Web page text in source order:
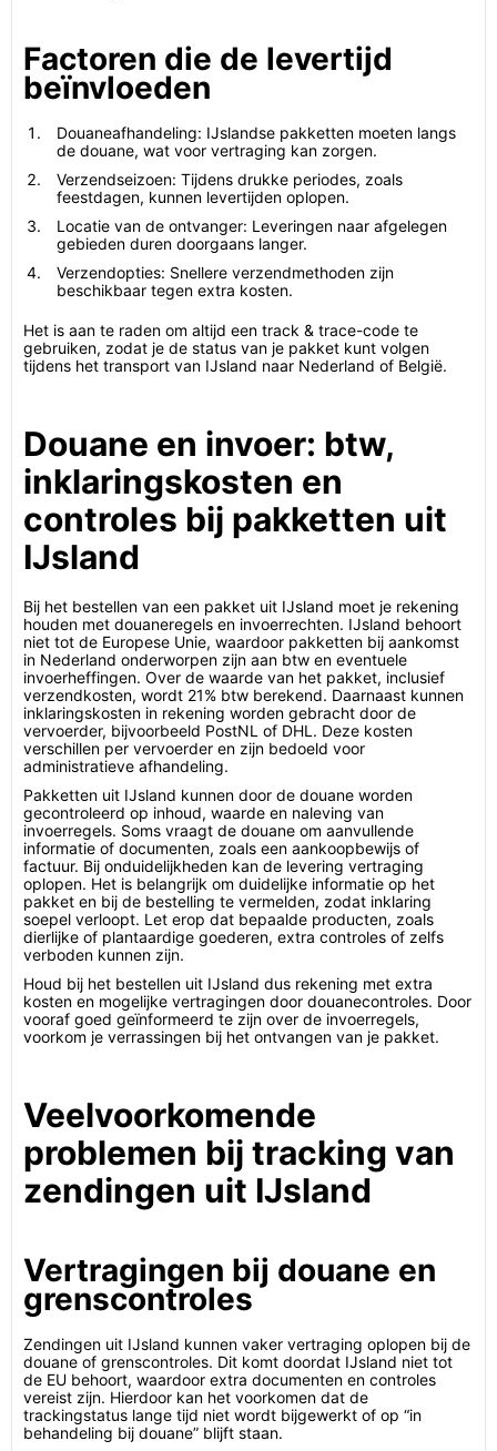
Factoren die de levertijd
beïnvloeden
Douaneafhandeling: IJslandse pakketten moeten langs
de douane, wat voor vertraging kan zorgen.
Verzendseizoen: Tijdens drukke periodes, zoals
feestdagen, kunnen levertijden oplopen.
Locatie van de ontvanger: Leveringen naar afgelegen
gebieden duren doorgaans langer.
Verzendopties: Snellere verzendmethoden zijn
beschikbaar tegen extra kosten.
Het is aan te raden om altijd een track & trace-code te
gebruiken, zodat je de status van je pakket kunt volgen
tijdens het transport van IJsland naar Nederland of België.
Douane en invoer: btw,
inklaringskosten en
controles bij pakketten uit
IJsland
Bij het bestellen van een pakket uit IJsland moet je rekening
houden met douaneregels en invoerrechten. IJsland behoort
niet tot de Europese Unie, waardoor pakketten bij aankomst
in Nederland onderworpen zijn aan btw en eventuele
invoerheffingen. Over de waarde van het pakket, inclusief
verzendkosten, wordt 21% btw berekend. Daarnaast kunnen
inklaringskosten in rekening worden gebracht door de
vervoerder, bijvoorbeeld PostNL of DHL. Deze kosten
verschillen per vervoerder en zijn bedoeld voor
administratieve afhandeling.
Pakketten uit IJsland kunnen door de douane worden
gecontroleerd op inhoud, waarde en naleving van
invoerregels. Soms vraagt de douane om aanvullende
informatie of documenten, zoals een aankoopbewijs of
factuur. Bij onduidelijkheden kan de levering vertraging
oplopen. Het is belangrijk om duidelijke informatie op het
pakket en bij de bestelling te vermelden, zodat inklaring
soepel verloopt. Let erop dat bepaalde producten, zoals
dierlijke of plantaardige goederen, extra controles of zelfs
verboden kunnen zijn.
Houd bij het bestellen uit IJsland dus rekening met extra
kosten en mogelijke vertragingen door douanecontroles. Door
vooraf goed geïnformeerd te zijn over de invoerregels,
voorkom je verrassingen bij het ontvangen van je pakket.
Veelvoorkomende
problemen bij tracking van
zendingen uit IJsland
Vertragingen bij douane en
grenscontroles
Zendingen uit IJsland kunnen vaker vertraging oplopen bij de
douane of grenscontroles. Dit komt doordat IJsland niet tot
de EU behoort, waardoor extra documenten en controles
vereist zijn. Hierdoor kan het voorkomen dat de
trackingstatus lange tijd niet wordt bijgewerkt of op “in
behandeling bij douane” blijft staan.